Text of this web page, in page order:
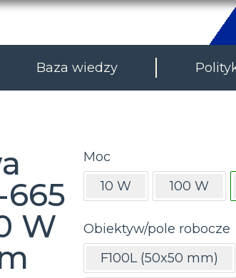
Baza wiedzy
W
Moc
10 W
100 W
Obiektyw/pole robocze
F100L (50x50 mm)